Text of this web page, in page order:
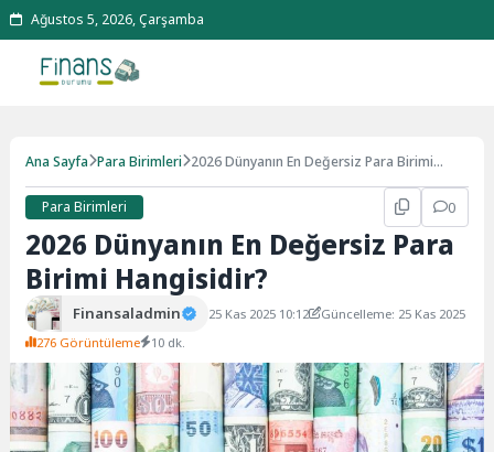
Ağustos 5, 2026, Çarşamba
Ana Sayfa Para Birimleri 2026 Dünyanın En Değersiz Para Birimi
Para Birimleri
0
2026 Dünyanın En Değersiz Para
Birimi Hangisidir?
Finansaladmin 25 Kas 2025 10:12
Güncelleme: 25 Kas 2025
276 Görüntüleme
10 dk.